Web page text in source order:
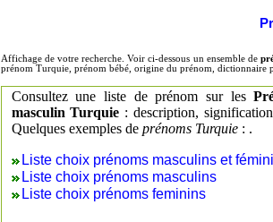
Affichage de votre recherche. Voir ci-dessous un ensemble de
prénom Turquie, prénom bébé, origine du prénom, dictionnaire
Consultez une liste de prénom sur les
masculin Turquie : description,
Quelques exemples de prénoms Turquie: .
Liste choix prénoms masculins et
Liste choix prénoms masculins
Liste choix prénoms feminins